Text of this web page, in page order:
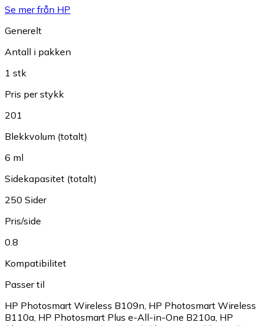
Se mer från HP
Generelt
Antall i pakken
1 stk
Pris per stykk
201
Blekkvolum (totalt)
6 ml
Sidekapasitet (totalt)
250 Sider
Pris/side
0.8
Kompatibilitet
Passer til
HP Photosmart Wireless B109n, HP Photosmart Wireless
B110a, HP Photosmart Plus e-All-in-One B210a, HP